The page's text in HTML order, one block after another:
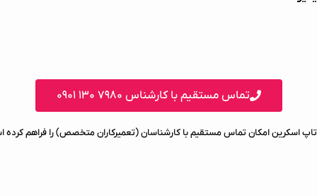
تماس مستقیم با کارشناس ۷۹۸۰ ۱۳۰ ۰۹۰۱
اسکرین امکان تماس مستقیم با کارشناسان (تعمیرکاران متخصص) را فراهم